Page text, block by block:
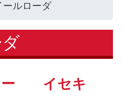
ールローダ
イセキ